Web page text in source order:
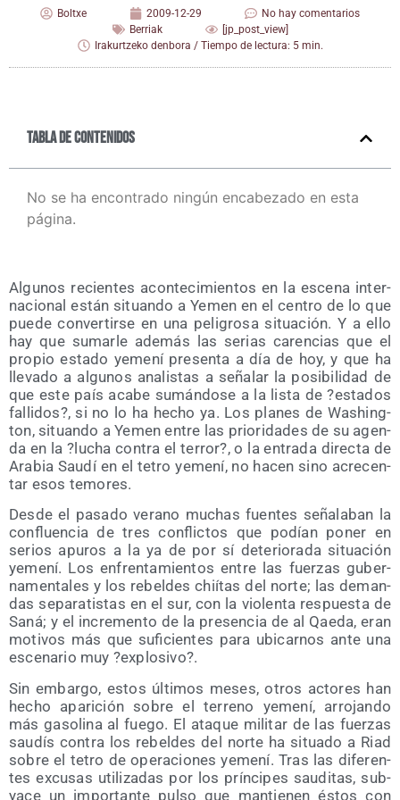
Boltxe 2009-12-29
No hay comentarios
Berriak
[jp_post_view]
Irakurtzeko denbora / Tiempo de lectura: 5 min.
Tabla de contenidos
No se ha encontrado ningún encabezado en esta
página.
Algu­nos recien­tes acon­te­ci­mien­tos en la esce­na inter­
na­cio­nal están situan­do a Yemen en el cen­tro de lo que
pue­de con­ver­tir­se en una peli­gro­sa situa­ción. Y a ello
hay que sumar­le ade­más las serias caren­cias que el
pro­pio esta­do yeme­ní pre­sen­ta a día de hoy, y que ha
lle­va­do a algu­nos ana­lis­tas a seña­lar la posi­bi­li­dad de
que este país aca­be sumán­do­se a la lis­ta de ?esta­dos
falli­dos?, si no lo ha hecho ya. Los pla­nes de Washing­
ton, situan­do a Yemen entre las prio­ri­da­des de su agen­
da en la ?lucha con­tra el terror?, o la entra­da direc­ta de
Ara­bia Sau­dí en el tetro yeme­ní, no hacen sino acre­cen­
tar esos temores.
Des­de el pasa­do verano muchas fuen­tes seña­la­ban la
con­fluen­cia de tres con­flic­tos que podían poner en
serios apu­ros a la ya de por sí dete­rio­ra­da situa­ción
yeme­ní. Los enfren­ta­mien­tos entre las fuer­zas guber­
na­men­ta­les y los rebel­des chií­tas del nor­te; las deman­
das sepa­ra­tis­tas en el sur, con la vio­len­ta res­pues­ta de
Saná; y el incre­men­to de la pre­sen­cia de al Qae­da, eran
moti­vos más que sufi­cien­tes para ubi­car­nos ante una
esce­na­rio muy ?explo­si­vo?.
Sin embar­go, estos últi­mos meses, otros acto­res han
hecho apa­ri­ción sobre el terreno yeme­ní, arro­jan­do
más gaso­li­na al fue­go. El ata­que mili­tar de las fuer­zas
sau­dís con­tra los rebel­des del nor­te ha situa­do a Riad
sobre el tetro de ope­ra­cio­nes yeme­ní. Tras las dife­ren­
tes excu­sas uti­li­za­das por los prín­ci­pes sau­di­tas, sub­
ya­ce un impor­tan­te pul­so que man­tie­nen éstos con